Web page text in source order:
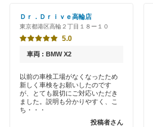
葛飾区
北区
品川区
渋谷区
新車初回割りあり
早割りあり
クレジットカードOK
土日祝OK
中部自動車販売（チューブ＆BCN）
伊藤忠エネクス
車検のコバック
ミタニ車検
Ｄｒ．Ｄｒｉｖｅ高輪店
東京都港区高輪２丁目１８ー１０
5.0
車両 : BMW X2
以前の車検工場がなくなったため
新しく車検をお願いしたのです
が、とても親切にご対応いただき
ました。説明も分かりやすく、こ
ち・・・
投稿者さん